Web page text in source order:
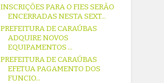
INSCRIÇÕES PARA O FIES SERÃO
ENCERRADAS NESTA SEXT...
PREFEITURA DE CARAÚBAS
ADQUIRE NOVOS
EQUIPAMENTOS ...
PREFEITURA DE CARAÚBAS
EFETUA PAGAMENTO DOS
FUNCIO...